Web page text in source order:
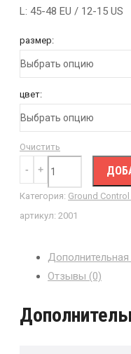
L: 45-48 EU / 12-15 US
размер:
цвет:
Очистить
Категория: Ground
артикул: 2001
Отзывы (0)